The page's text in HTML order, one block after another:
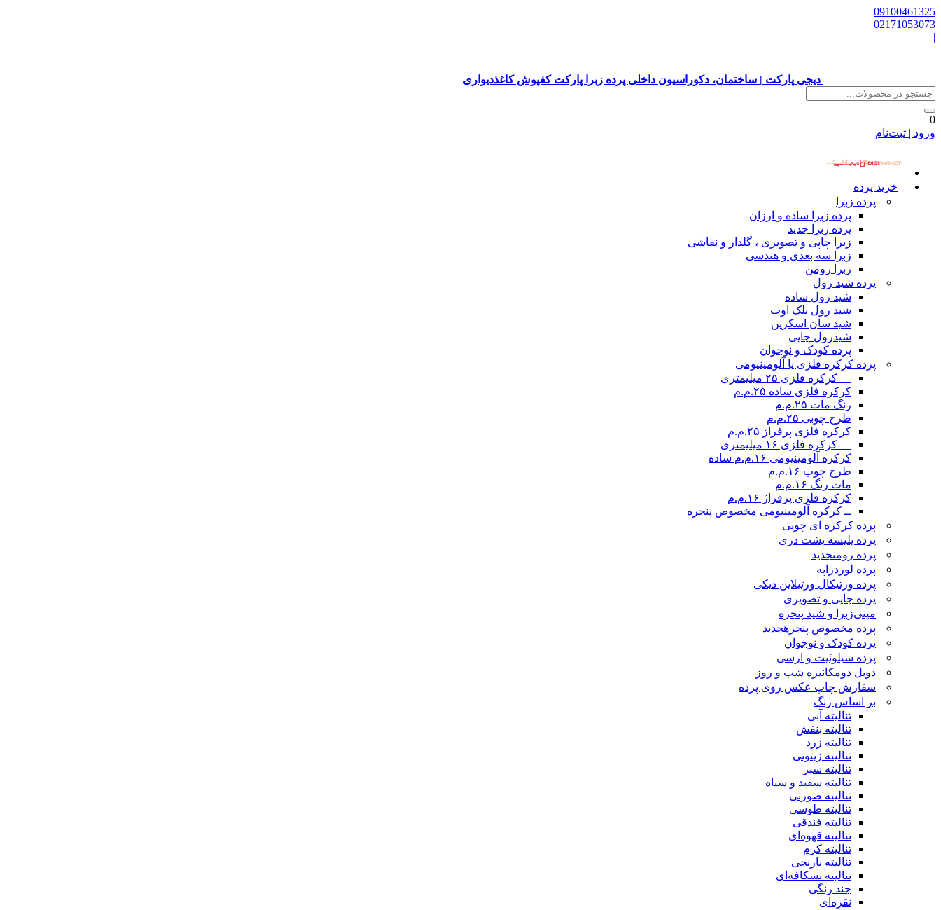
09100461325
02171053073
|
دیجی پارکت | ساختمان، دکوراسیون داخلی پرده زبرا پارکت کفپوش کاغذدیواری
0
ورود | ثبت‌نام
خرید پرده
پرده زبرا
پرده زبرا ساده و ارزان
پرده زبرا جدید
زبرا چاپی و تصویری ، گلدار و نقاشی
زبرا سه بعدی و هندسی
زبرا رومن
پرده شید رول
شید رول ساده
شید رول بلک اوت
شید سان اسکرین
شیدرول چاپی
پرده کودک و نوجوان
پرده کرکره فلزی یا آلومینیومی
__ کرکره فلزی ۲۵ میلیمتری
کرکره فلزی ساده ۲۵.م.م
رنگ مات ۲۵.م.م
طرح چوبی ۲۵.م.م
کرکره فلزی پرفراژ ۲۵.م.م
__ کرکره فلزی ۱۶ میلیمتری
کرکره آلومینیومی ۱۶.م.م ساده
طرح چوب ۱۶.م.م
مات رنگ ۱۶.م.م
کرکره فلزی پرفراژ ۱۶.م.م
ــ کرکره آلومینیومی مخصوص پنجره
پرده کرکره ای چوبی
پرده پلیسه پشت دری
پرده رومنجدید
پرده لوردراپه
پرده ورتیکال ورتیلاین دیکی
پرده چاپی و تصویری
مینی‌زبرا و شید پنجره
پرده مخصوص پنجرهجدید
پرده کودک و نوجوان
پرده سیلوئیت و ارسی
دوبل دومکانیزه شب و روز
سفارش چاپ عکس روی پرده
بر اساس رنگ
تنالیته آبی
تنالیته بنفش
تنالیته زرد
تنالیته زیتونی
تنالیته سبز
تنالیته سفید و سیاه
تنالیته صورتی
تنالیته طوسی
تنالیته فندقی
تنالیته قهوه‌ای
تنالیته کرم
تنالیته نارنجی
تنالیته نسکافه‌ای
چند رنگی
نقره‌ای